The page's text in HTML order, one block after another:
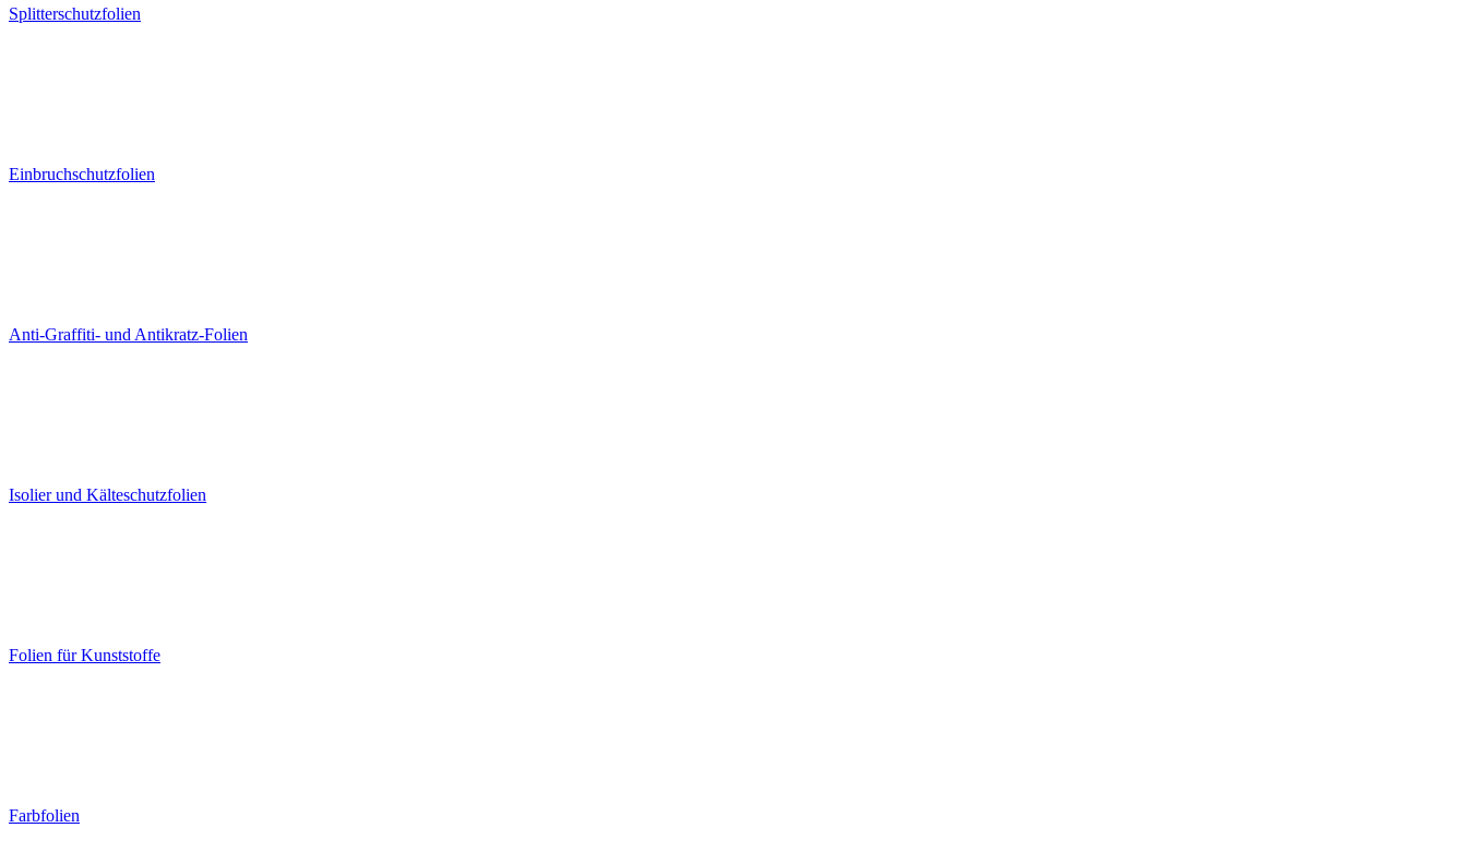
Splitterschutzfolien
Einbruchschutzfolien
Anti-Graffiti- und Antikratz-Folien
Isolier und Kälteschutzfolien
Folien für Kunststoffe
Farbfolien